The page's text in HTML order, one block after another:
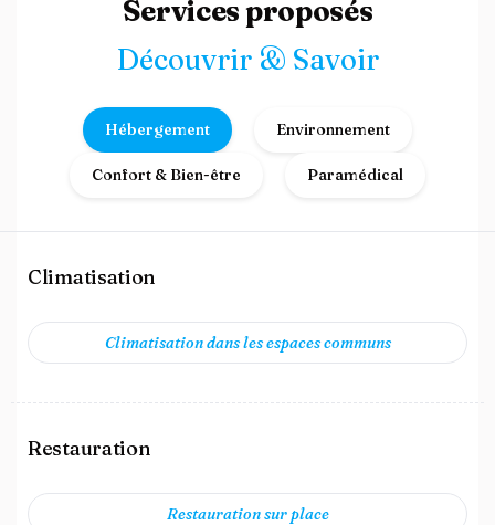
Services proposés
Découvrir & Savoir
Hébergement Environnement
Confort & Bien-être Paramédical
Climatisation
Climatisation dans les espaces communs
Restauration
Restauration sur place